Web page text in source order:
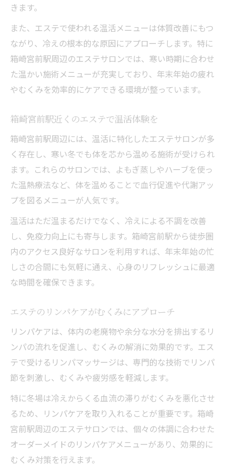
きます。
また、エステで使われる温活メニューは体質改善にもつ
ながり、冷えの根本的な原因にアプローチします。特に
箱崎宮前駅周辺のエステサロンでは、寒い時期に合わせ
た温かい施術メニューが充実しており、年末年始の疲れ
やむくみを効率的にケアできる環境が整っています。
箱崎宮前駅近くのエステで温活体験を
箱崎宮前駅周辺には、温活に特化したエステサロンが多
く存在し、寒い冬でも体を芯から温める施術が受けられ
ます。これらのサロンでは、よもぎ蒸しやハーブを使っ
た温熱療法など、体を温めることで血行促進や代謝アッ
プを図るメニューが人気です。
温活はただ温まるだけでなく、冷えによる不調を改善
し、免疫力向上にも寄与します。箱崎宮前駅から徒歩圏
内のアクセス良好なサロンを利用すれば、年末年始の忙
しさの合間にも気軽に通え、心身のリフレッシュに最適
な時間を確保できます。
エステのリンパケアがむくみにアプローチ
リンパケアは、体内の老廃物や余分な水分を排出するリ
ンパの流れを促進し、むくみの解消に効果的です。エス
テで受けるリンパマッサージは、専門的な技術でリンパ
節を刺激し、むくみや疲労感を軽減します。
特に冬場は冷えからくる血流の滞りがむくみを悪化させ
るため、リンパケアを取り入れることが重要です。箱崎
宮前駅周辺のエステサロンでは、個々の体調に合わせた
オーダーメイドのリンパケアメニューがあり、効果的に
むくみ対策を行えます。